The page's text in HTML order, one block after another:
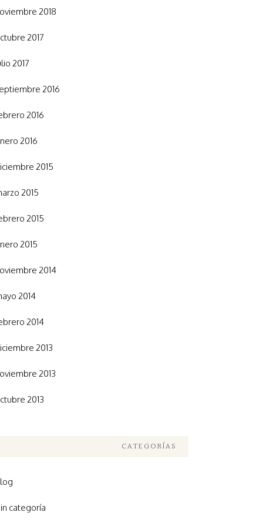
2018
2017
2017
2016
2016
2016
2015
2015
2015
2015
2014
2014
2014
2013
2013
2013
CATEGORÍAS
categoría